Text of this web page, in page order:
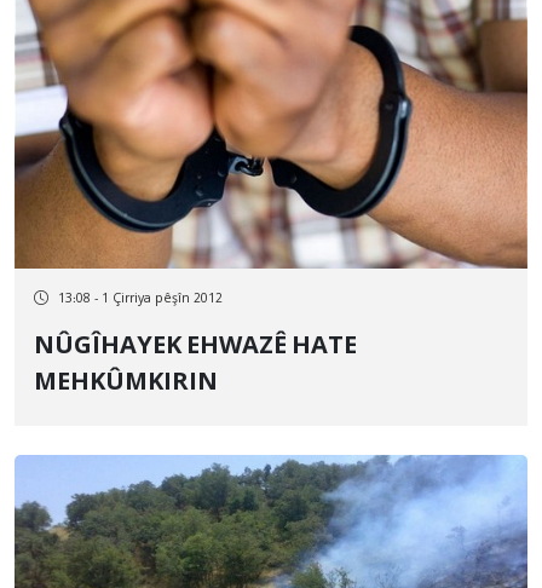
13:08 - 1 Çirriya pêşîn 2012
NÛGÎHAYEK EHWAZÊ HATE
MEHKÛMKIRIN